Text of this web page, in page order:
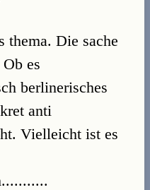
thema. Die sache
es
berlinerisches
anti
Vielleicht ist es